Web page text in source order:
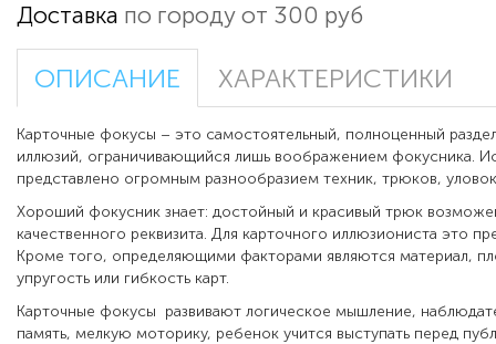
Доставка по городу от 300 руб
ОПИСАНИЕ ХАРАКТЕРИСТИКИ
Карточные фокусы – это самостоятельный, полноценный
иллюзий, ограничивающийся лишь воображением фокусника.
представлено огромным разнообразием техник, трюков,
Хороший фокусник знает: достойный и красивый трюк
качественного реквизита. Для карточного иллюзиониста это
Кроме того, определяющими факторами являются материал,
упругость или гибкость карт.
Карточные фокусы развивают логическое мышление,
память, мелкую моторику, ребенок учится выступать перед